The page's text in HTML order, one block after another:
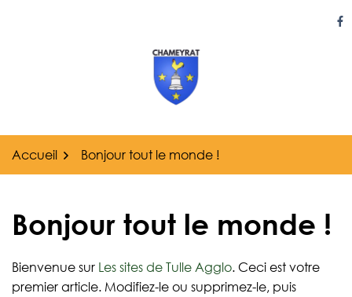
Accueil Bonjour tout le monde !
Bonjour tout le monde !
Bienvenue sur Les sites de Tulle Agglo. Ceci est votre
premier article. Modifiez-le ou supprimez-le, puis